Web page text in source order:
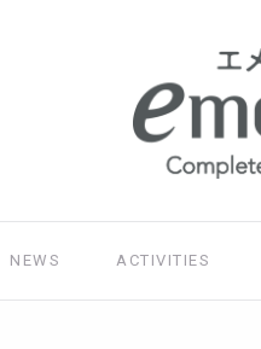
NEWS ACTIVITIES